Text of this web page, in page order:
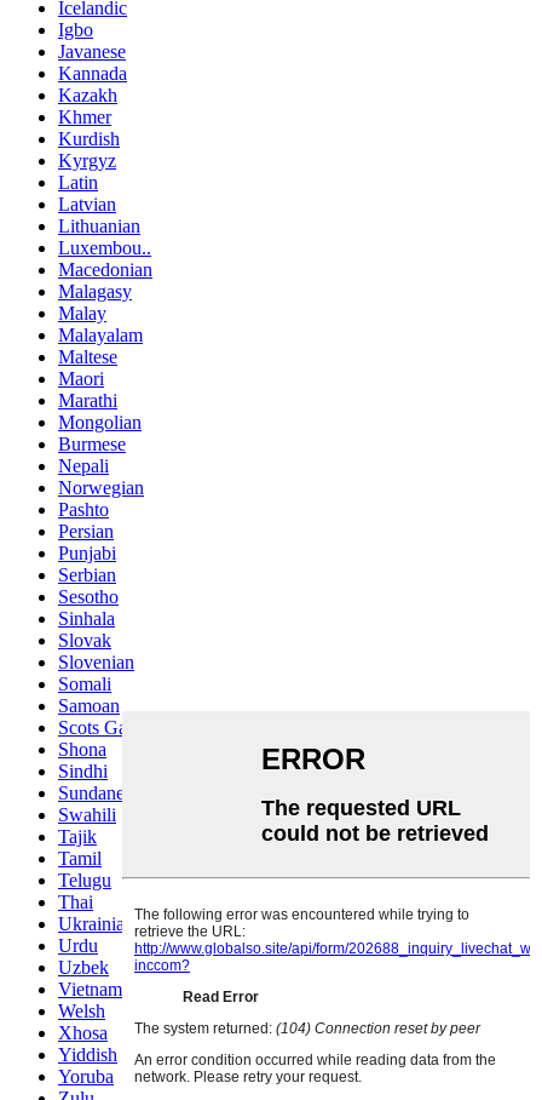
Icelandic
Igbo
Javanese
Kannada
Kazakh
Khmer
Kurdish
Kyrgyz
Latin
Latvian
Lithuanian
Luxembou..
Macedonian
Malagasy
Malay
Malayalam
Maltese
Maori
Marathi
Mongolian
Burmese
Nepali
Norwegian
Pashto
Persian
Punjabi
Serbian
Sesotho
Sinhala
Slovak
Slovenian
Somali
Samoan
Scots Gaelic
Shona
Sindhi
Sundanese
Swahili
Tajik
Tamil
Telugu
Thai
Ukrainian
Urdu
Uzbek
Vietnamese
Welsh
Xhosa
Yiddish
Yoruba